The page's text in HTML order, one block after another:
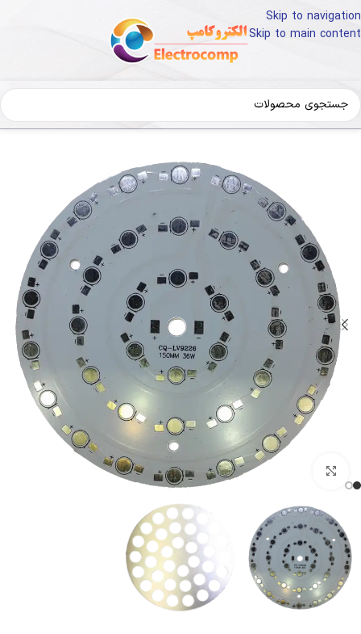
Skip to navigation
Skip to main content
خانه قطعات و تجهیزات الکترونیک LED و تجهیزات
کلیک برای بزرگنمایی